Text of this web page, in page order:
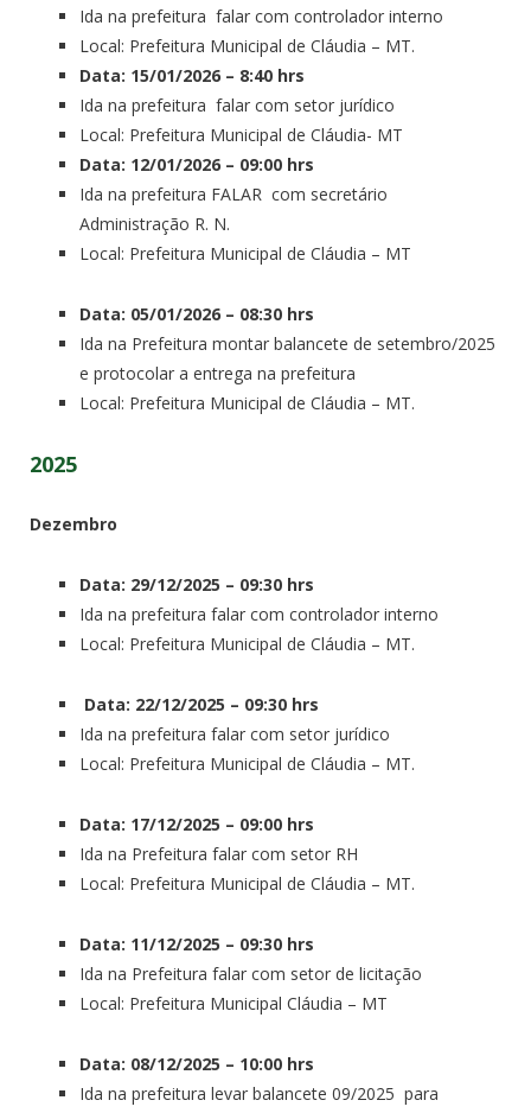
Ida na prefeitura falar com controlador interno
Local: Prefeitura Municipal de Cláudia – MT.
Data: 15/01/2026 – 8:40 hrs
Ida na prefeitura falar com setor jurídico
Local: Prefeitura Municipal de Cláudia- MT
Data: 12/01/2026 – 09:00 hrs
Ida na prefeitura FALAR com secretário
Administração R. N.
Local: Prefeitura Municipal de Cláudia – MT
Data: 05/01/2026 – 08:30 hrs
Ida na Prefeitura montar balancete de setembro/2025
e protocolar a entrega na prefeitura
Local: Prefeitura Municipal de Cláudia – MT.
2025
Dezembro
Data: 29/12/2025 – 09:30 hrs
Ida na prefeitura falar com controlador interno
Local: Prefeitura Municipal de Cláudia – MT.
Data: 22/12/2025 – 09:30 hrs
Ida na prefeitura falar com setor jurídico
Local: Prefeitura Municipal de Cláudia – MT.
Data: 17/12/2025 – 09:00 hrs
Ida na Prefeitura falar com setor RH
Local: Prefeitura Municipal de Cláudia – MT.
Data: 11/12/2025 – 09:30 hrs
Ida na Prefeitura falar com setor de licitação
Local: Prefeitura Municipal Cláudia – MT
Data: 08/12/2025 – 10:00 hrs
Ida na prefeitura levar balancete 09/2025 para